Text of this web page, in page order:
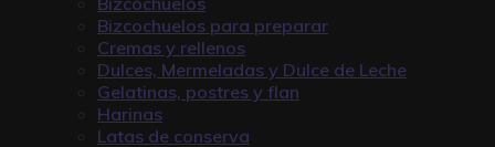
Bizcochuelos para preparar
Cremas y rellenos
Dulces, Mermeladas y Dulce de Leche
Gelatinas, postres y flan
Harinas
Latas de conserva